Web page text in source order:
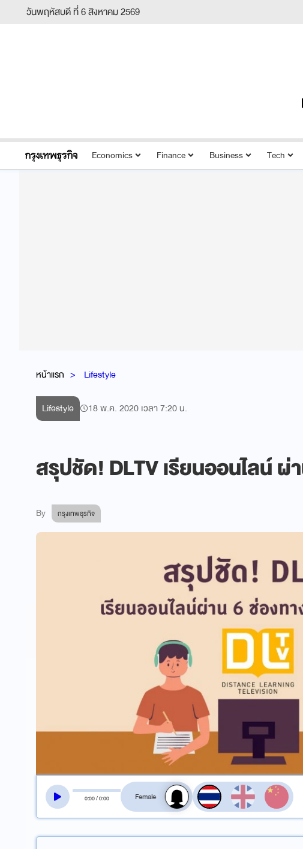
วันพฤหัสบดี ที่ 6 สิงหาคม 2569
Economics Finance Business Tech
หน้าแรก Lifestyle
Lifestyle 18 พ.ค. 2020 เวลา 7:20 น.
สรุปชัด! DLTV เรียนออนไลน์ ผ่
By กรุงเทพธุรกิจ
0:00/0:00
สลับเสียงอ่าน